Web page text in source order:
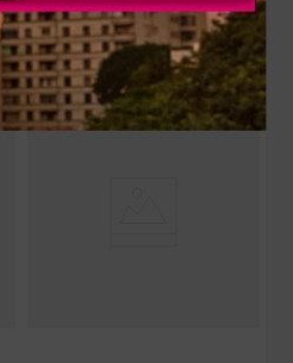
Sandália Dakota de Salto Alto Preta
R$ 219,90
Em até7 xR$31 sem juros